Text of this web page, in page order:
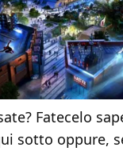
Fatecelo
sotto oppure,